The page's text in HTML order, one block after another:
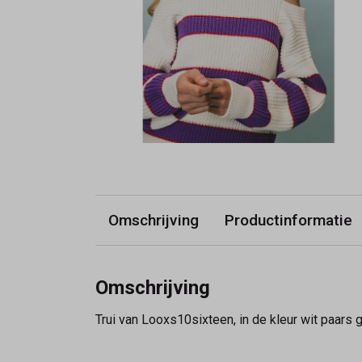
Omschrijving Productinformatie
Omschrijving
Trui van Looxs10sixteen, in de kleur wit paars